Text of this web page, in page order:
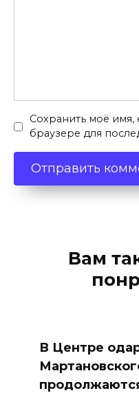
Сохранить моё имя,
браузере для
Вам
В Центре